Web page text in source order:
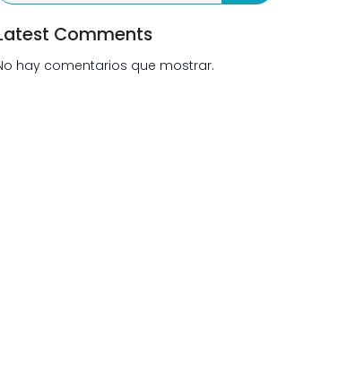
Comments
hay comentarios que mostrar.